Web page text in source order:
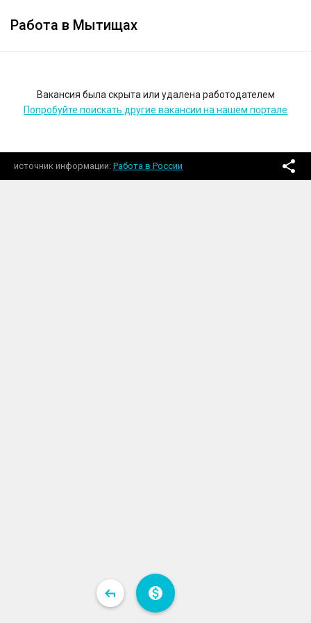
Работа в Мытищах
Вакансия была скрыта или удалена работодателем
Попробуйте поискать другие вакансии на нашем портале
источник информации Работа в России